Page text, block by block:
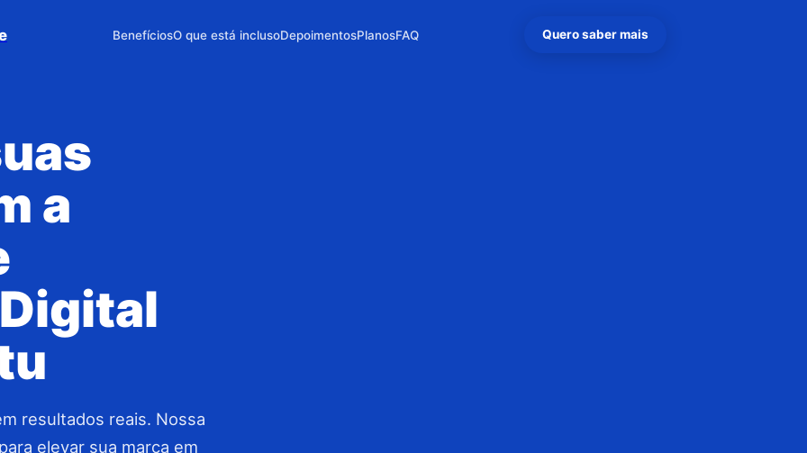
BenefíciosO que está inclusoDepoimentosPlanosFAQ Quero saber mais
a
resultados reais. Nossa
elevar sua marca em